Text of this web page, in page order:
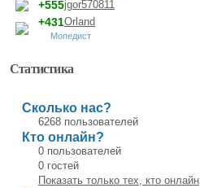
jgor570811
+555
Orland
+431
Мопедист
Статистика
Сколько нас?
6268 пользователей
Кто онлайн?
0 пользователей
0 гостей
Показать только тех, кто онлайн